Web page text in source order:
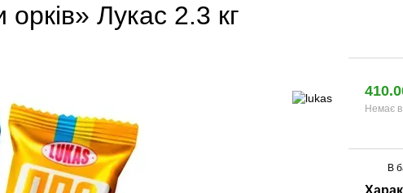
Лукас 2.3 кг
Немає в
В